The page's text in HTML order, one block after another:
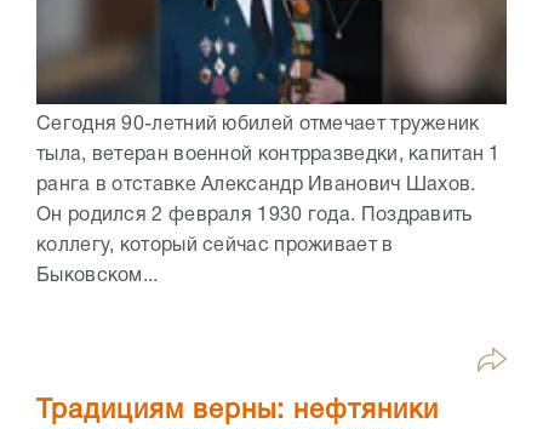
Сегодня 90-летний юбилей отмечает труженик
тыла, ветеран военной контрразведки, капитан 1
ранга в отставке Александр Иванович Шахов.
Он родился 2 февраля 1930 года. Поздравить
коллегу, который сейчас проживает в
Быковском...
Традициям верны: нефтяники